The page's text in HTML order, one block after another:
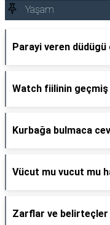
Yaşam
Parayi veren
Watch fiilinin geçmiş
Kurbağa bulmaca
Vücut mu vucut mu
Zarflar ve belirteçler